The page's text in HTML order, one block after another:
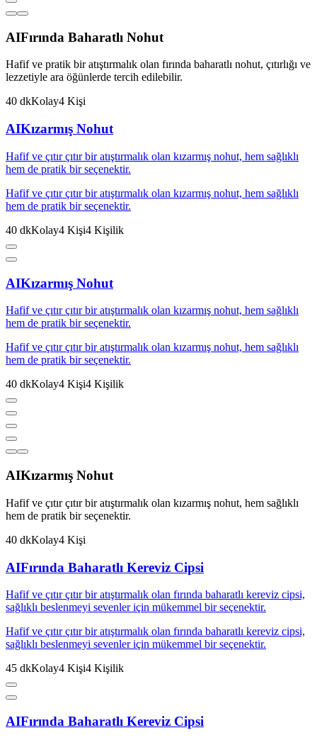
AIFırında Baharatlı Nohut
Hafif ve pratik bir atıştırmalık olan fırında baharatlı nohut, çıtırlığı ve
lezzetiyle ara öğünlerde tercih edilebilir.
40 dkKolay4 Kişi
AIKızarmış Nohut
Hafif ve çıtır çıtır bir atıştırmalık olan kızarmış nohut, hem sağlıklı
hem de pratik bir seçenektir.
Hafif ve çıtır çıtır bir atıştırmalık olan kızarmış nohut, hem sağlıklı
hem de pratik bir seçenektir.
40 dkKolay4 Kişi4 Kişilik
AIKızarmış Nohut
Hafif ve çıtır çıtır bir atıştırmalık olan kızarmış nohut, hem sağlıklı
hem de pratik bir seçenektir.
Hafif ve çıtır çıtır bir atıştırmalık olan kızarmış nohut, hem sağlıklı
hem de pratik bir seçenektir.
40 dkKolay4 Kişi4 Kişilik
AIKızarmış Nohut
Hafif ve çıtır çıtır bir atıştırmalık olan kızarmış nohut, hem sağlıklı
hem de pratik bir seçenektir.
40 dkKolay4 Kişi
AIFırında Baharatlı Kereviz Cipsi
Hafif ve çıtır çıtır bir atıştırmalık olan fırında baharatlı kereviz cipsi,
sağlıklı beslenmeyi sevenler için mükemmel bir seçenektir.
Hafif ve çıtır çıtır bir atıştırmalık olan fırında baharatlı kereviz cipsi,
sağlıklı beslenmeyi sevenler için mükemmel bir seçenektir.
45 dkKolay4 Kişi4 Kişilik
AIFırında Baharatlı Kereviz Cipsi